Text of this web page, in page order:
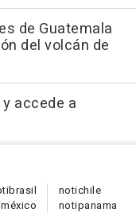
de Guatemala
del volcán de
accede a
brasil notichile
méxico notipanama